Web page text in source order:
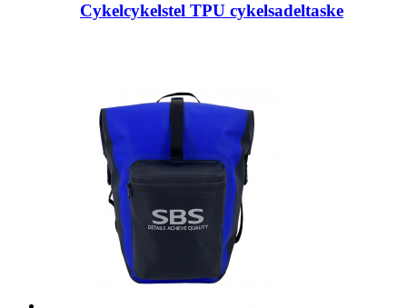
Cykelcykelstel TPU cykelsadeltaske